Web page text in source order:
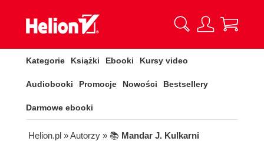
Kategorie Książki Ebooki Kursy video
Audiobooki Promocje Nowości Bestsellery
Darmowe ebooki
Helion.pl » Autorzy » 📚 Mandar J. Kulkarni